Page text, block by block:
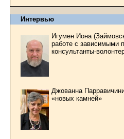
Интервью
Игумен Иона
работе с зависимыми
консультанты-
Джованна
«новых камней»